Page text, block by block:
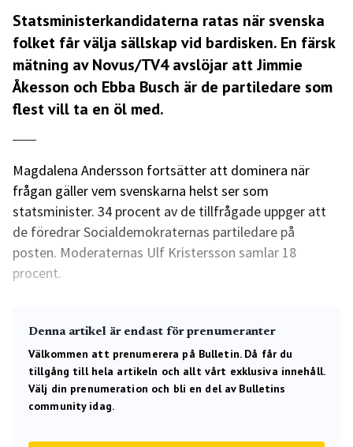
Statsministerkandidaterna ratas när svenska
folket får välja sällskap vid bardisken. En färsk
mätning avNovus/TV4avslöjar att Jimmie
Åkesson och Ebba Busch är de partiledare som
flest vill ta en öl med.
Magdalena Andersson fortsätter att dominera när
frågan gäller vem svenskarna helst ser som
statsminister. 34 procent av de tillfrågade uppger att
de föredrar Socialdemokraternas partiledare på
posten. Moderaternas Ulf Kristersson samlar 18
procent.
Denna artikel är endast för prenumeranter
Välkommen att prenumerera på Bulletin. Då får du
tillgång till hela artikeln och allt vårt exklusiva innehåll.
Välj din prenumeration och bli en del av Bulletins
community idag.